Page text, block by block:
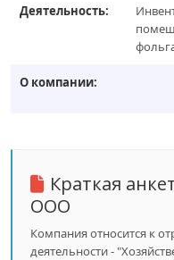
Деятельность:
О компании:
Краткая
ООО
Компания относится к
деятельности -